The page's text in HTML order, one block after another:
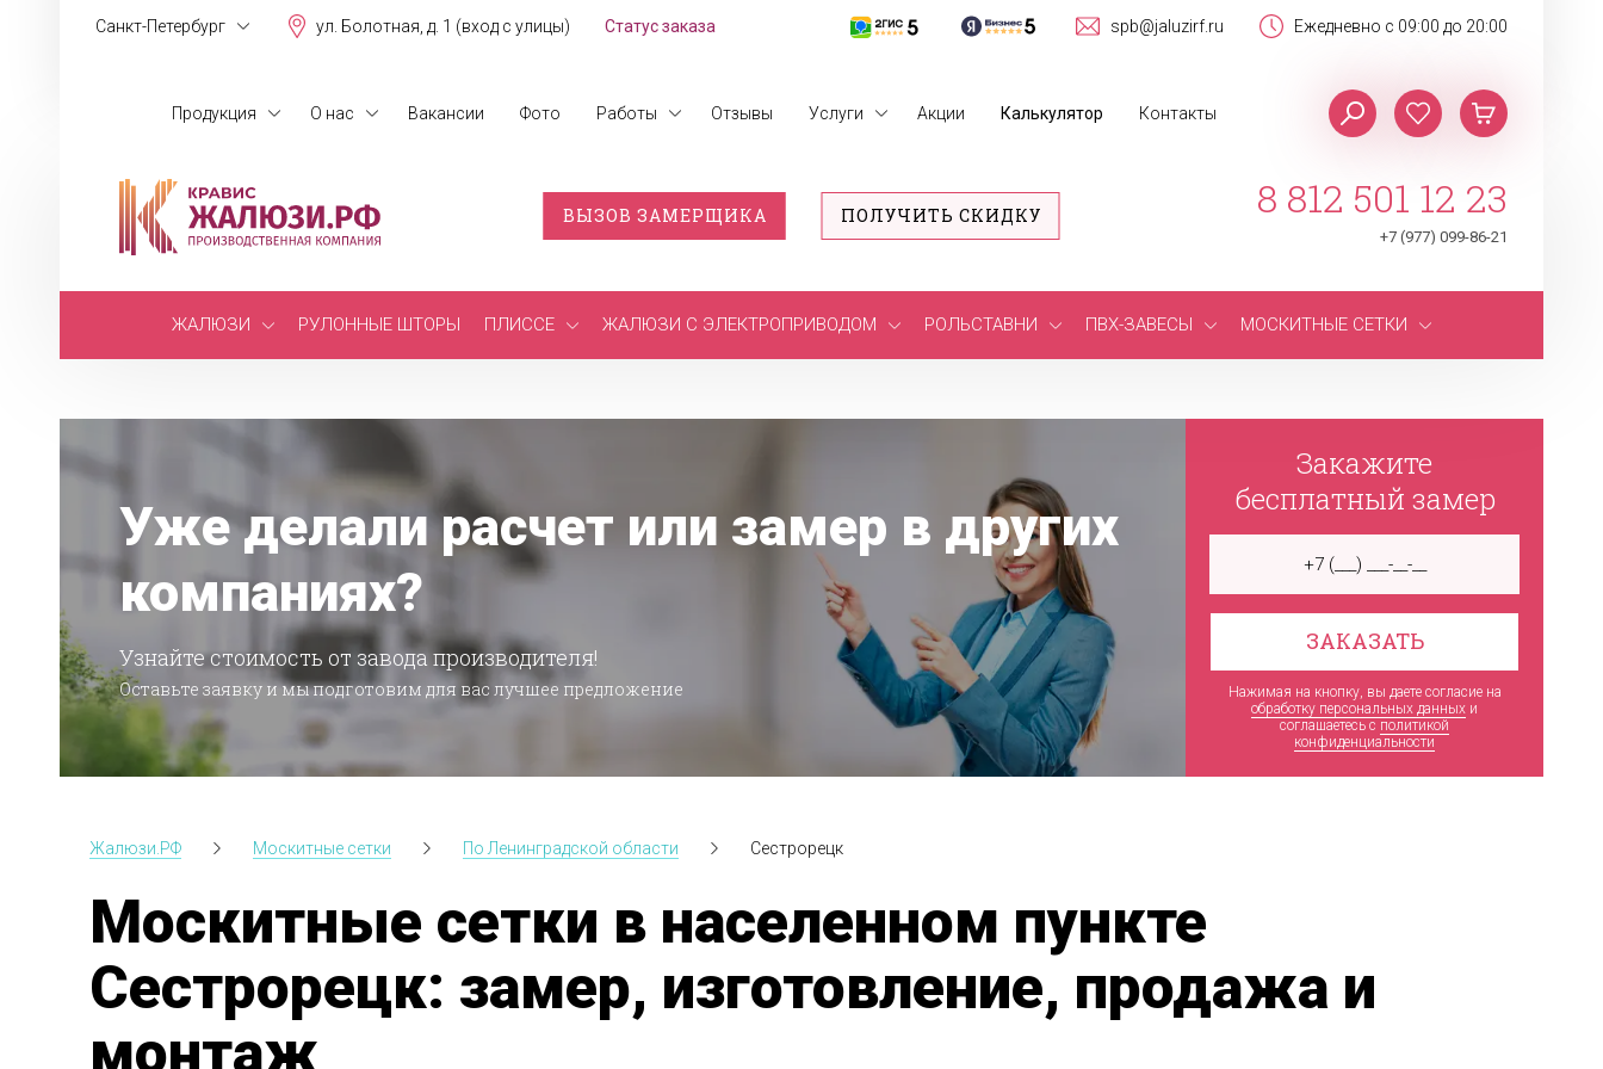
Санкт-Петербург ул. Болотная, д. 1 (вход с улицы) Ежедневно с 09:00 до 20:00
spb@jaluzirf.ru
Статус заказа
Продукция О нас Вакансии Фото Работы Отзывы Услуги Акции Калькулятор Контакты
ВЫЗОВ ЗАМЕРЩИКА ПОЛУЧИТЬ СКИДКУ 8 812 501 12 23
+7 (977) 099-86-21
ЖАЛЮЗИ РУЛОННЫЕ ШТОРЫ ПЛИССЕ ЖАЛЮЗИ С ЭЛЕКТРОПРИВОДОМ РОЛЬСТАВНИ ПВХ-ЗАВЕСЫ МОСКИТНЫЕ СЕТКИ
Уже делали расчет или замер в других
компаниях?
Узнайте стоимость от завода производителя!
Оставьте заявку и мы подготовим для вас лучшее предложение
Закажите
бесплатный замер
ЗАКАЗАТЬ
Нажимая на кнопку, вы даете согласие на
обработку персональных данных и
соглашаетесь c политикой
конфиденциальности
Жалюзи.РФ Москитные сетки По Ленинградской области Сестрорецк
Москитные сетки в населенном пункте
Сестрорецк: замер, изготовление, продажа и
монтаж